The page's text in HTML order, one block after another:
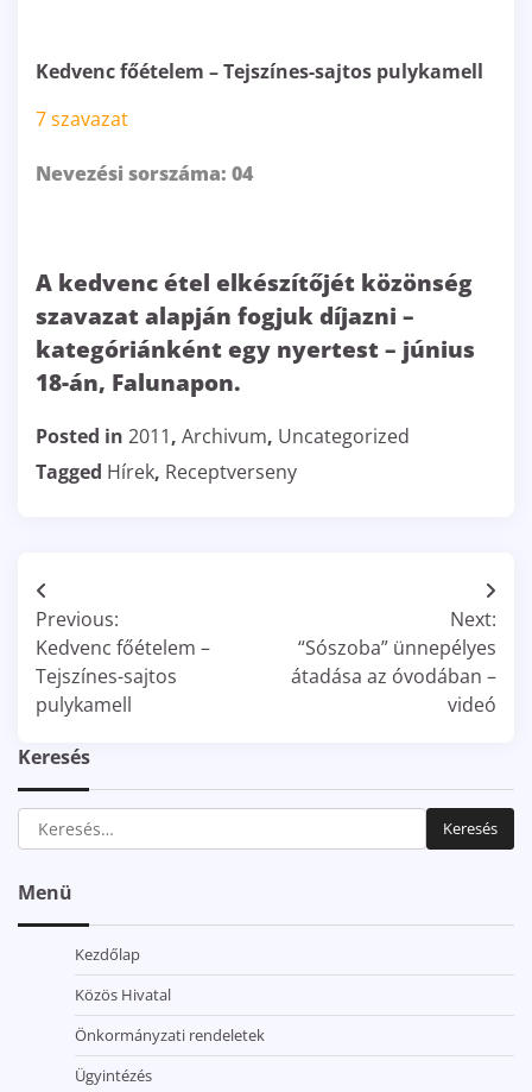
Kedvenc főételem – Tejszínes-sajtos pulykamell
7 szavazat
Nevezési sorszáma: 04
A kedvenc étel elkészítőjét közönség
szavazat alapján fogjuk díjazni –
kategóriánként egy nyertest – június
18-án, Falunapon.
Posted in 2011, Archivum, Uncategorized
Tagged Hírek, Receptverseny
Bejegyzés
navigáció
Previous:
Kedvenc főételem –
Tejszínes-sajtos
pulykamell
Next:
“Sószoba” ünnepélyes
átadása az óvodában –
videó
Keresés
Keresés:
Menü
Kezdőlap
Közös Hivatal
Önkormányzati rendeletek
Ügyintézés